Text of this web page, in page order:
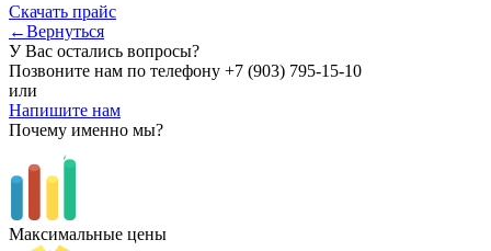
Скачать прайс
←Вернуться
У Вас остались вопросы?
Позвоните нам по телефону +7 (903) 795-15-10
или
Напишите нам
Почему именно мы?
Максимальные цены